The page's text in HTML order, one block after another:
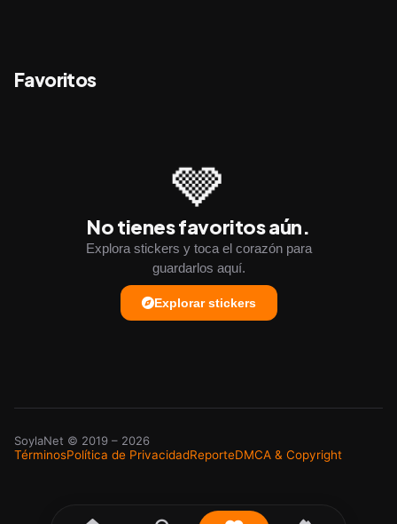
Favoritos
🩶
No tienes favoritos aún.
Explora stickers y toca el corazón para
guardarlos aquí.
Explorar stickers
SoylaNet © 2019 – 2026
TérminosPolítica de PrivacidadReporteDMCA & Copyright